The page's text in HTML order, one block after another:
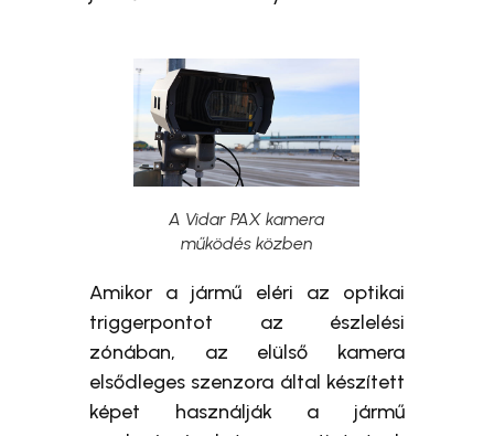
A Vidar PAX kamera
működés közben
Amikor a jármű eléri az optikai
triggerpontot az észlelési
zónában, az elülső kamera
elsődleges szenzora által készített
képet használják a jármű